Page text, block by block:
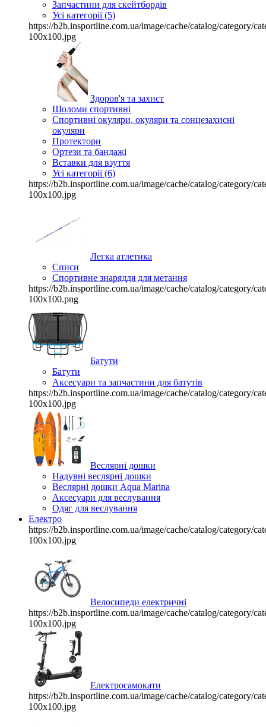
Запчастини для скейтбордів
Усі категорії (5)
https://b2b.insportline.com.ua/image/cache/catalog/category/
100x100.jpg
Здоров'я та захист
Шоломи спортивні
Спортивні окуляри, окуляри та сонцезахисні
окуляри
Протектори
Ортези та бандажі
Вставки для взуття
Усі категорії (6)
https://b2b.insportline.com.ua/image/cache/catalog/category/
100x100.jpg
Легка атлетика
Списи
Спортивне знаряддя для метання
https://b2b.insportline.com.ua/image/cache/catalog/category/
100x100.png
Батути
Батути
Аксесуари та запчастини для батутів
https://b2b.insportline.com.ua/image/cache/catalog/category/
100x100.jpg
Веслярні дошки
Надувні веслярні дошки
Веслярні дошки Aqua Marina
Аксесуари для веслування
Одяг для веслування
Електро
https://b2b.insportline.com.ua/image/cache/catalog/category/
100x100.jpg
Велосипеди електричні
https://b2b.insportline.com.ua/image/cache/catalog/category/
100x100.jpg
Електросамокати
https://b2b.insportline.com.ua/image/cache/catalog/category/
100x100.jpg